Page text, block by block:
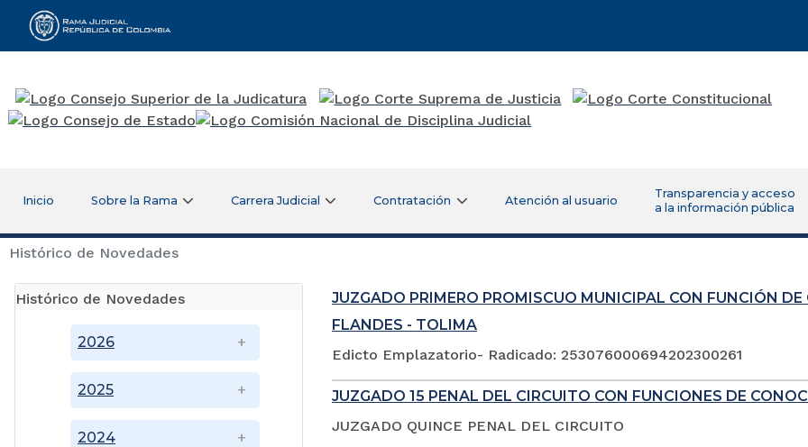
Rama Judicial
Inicio Sobre la Rama Carrera Judicial Contratación Atención al usuario
Transparencia y acceso
a la información pública
Histórico de Novedades
Histórico de Novedades
2024
2025
2026
JUZGADO PRIMERO PROMISCUO MUNICIPAL CON FUNCIÓN
FLANDES - TOLIMA
Edicto Emplazatorio- Radicado: 253076000694202300261
JUZGADO 15 PENAL DEL CIRCUITO CON FUNCIONES DE
JUZGADO QUINCE PENAL DEL CIRCUITO